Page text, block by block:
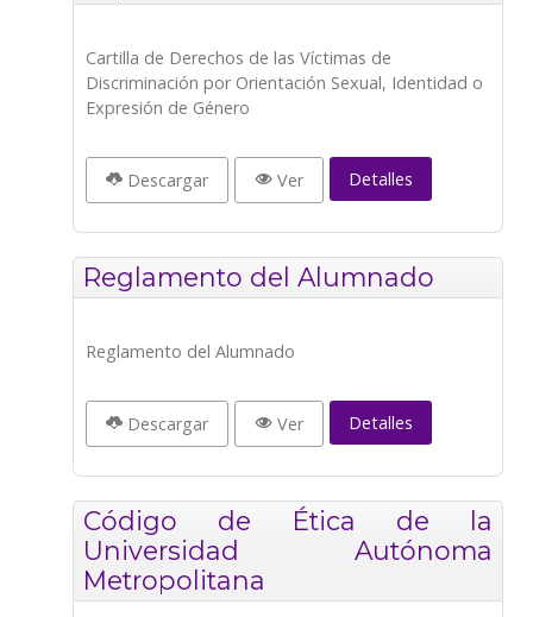
Cartilla de Derechos de las Víctimas de
Discriminación por Orientación Sexual, Identidad o
Expresión de Género
Descargar Ver Detalles
Reglamento del Alumnado
Reglamento del Alumnado
Descargar Ver Detalles
Código de Ética de la
Universidad Autónoma
Metropolitana